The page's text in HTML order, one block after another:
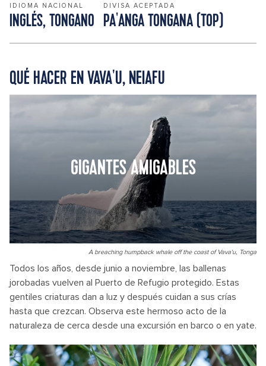
IDIOMA NACIONAL
INGLÉS, TONGANO
DIVISA ACEPTADA
PA'ANGA TONGANA (TOP)
QUÉ HACER EN VAVA'U, NEIAFU
GIGANTES AMIGABLES
A breaching humpback whale off the coast of Vava'u, Tonga
Todos los años, desde junio a noviembre, las ballenas
jorobadas vuelven al Puerto de Refugio protegido. Estas
gentiles criaturas dan a luz y después cuidan a sus crías
hasta que crezcan. Observa este hermoso acto de la
naturaleza de cerca desde una excursión en barco o en yate.